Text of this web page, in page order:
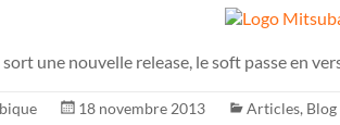
une nouvelle release, le soft passe en
18 novembre 2013 Articles, Blog